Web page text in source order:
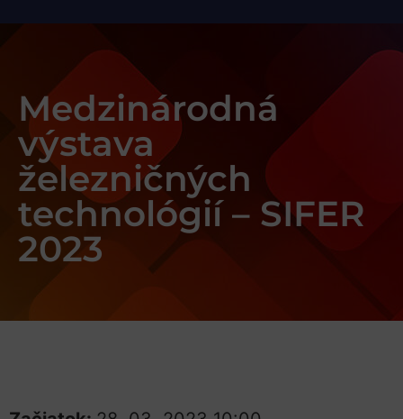
Medzinárodná
výstava
železničných
technológií – SIFER
2023